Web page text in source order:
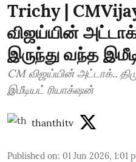
Trichy |
விஜய்யின்
இருந்து வந்த
CM விஜய்யின் அட்டாக்..
இமீடியட் ரியாக்‌ஷன்
thanthitv
Published on: 01 Jun 2026, 1:01